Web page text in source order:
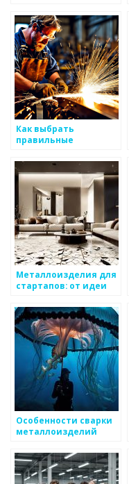
металлоизделий
Как выбрать
правильные
производства
металлоизделий
Металлоизделия для
стартапов: от идеи
Особенности сварки
металлоизделий